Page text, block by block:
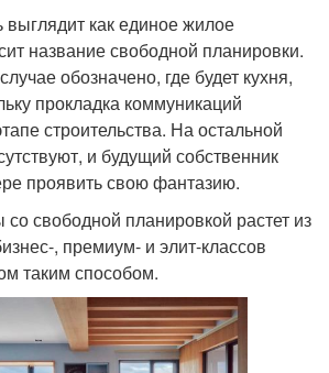
как единое жилое
название свободной планировки.
обозначено, где будет кухня,
прокладка коммуникаций
строительства. На остальной
и будущий собственник
проявить свою фантазию.
свободной планировкой растет из
, премиум- и элит-классов
таким способом.